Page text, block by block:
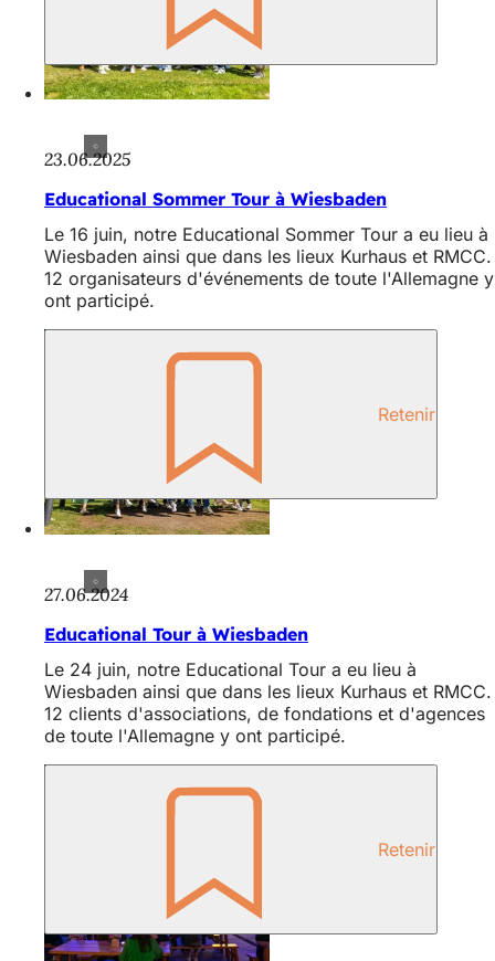
23.06.2025
Educational Sommer Tour à Wiesbaden
Le 16 juin, notre Educational Sommer Tour a eu lieu à
Wiesbaden ainsi que dans les lieux Kurhaus et RMCC.
12 organisateurs d'événements de toute l'Allemagne y
ont participé.
Retenir
27.06.2024
Educational Tour à Wiesbaden
Le 24 juin, notre Educational Tour a eu lieu à
Wiesbaden ainsi que dans les lieux Kurhaus et RMCC.
12 clients d'associations, de fondations et d'agences
de toute l'Allemagne y ont participé.
Retenir